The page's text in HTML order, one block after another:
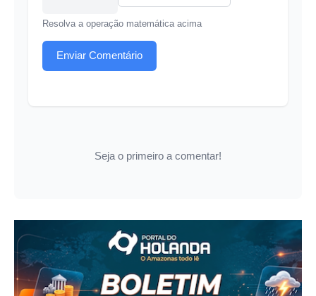
Resolva a operação matemática acima
Enviar Comentário
Seja o primeiro a comentar!